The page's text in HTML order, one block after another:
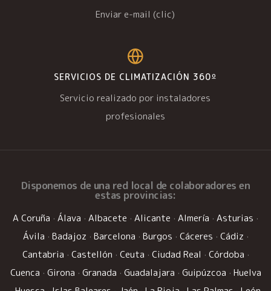
Enviar e-mail (clic)
SERVICIOS DE CLIMATIZACIÓN 360º
Servicio realizado por instaladores
profesionales
Disponemos de una red local de colaboradores en
estas provincias:
A Coruña · Álava · Albacete · Alicante · Almería · Asturias ·
Ávila · Badajoz · Barcelona · Burgos · Cáceres · Cádiz ·
Cantabria · Castellón · Ceuta · Ciudad Real · Córdoba ·
Cuenca · Girona · Granada · Guadalajara · Guipúzcoa · Huelva